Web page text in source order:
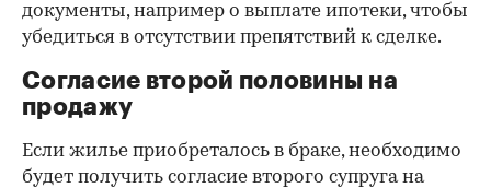
документы, например о выплате ипотеки, чтобы
убедиться в отсутствии препятствий к сделке.
Согласие второй половины на
продажу
Если жилье приобреталось в браке, необходимо
будет получить согласие второго супруга на